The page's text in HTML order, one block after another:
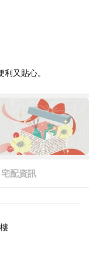
又貼心。
宅配資訊